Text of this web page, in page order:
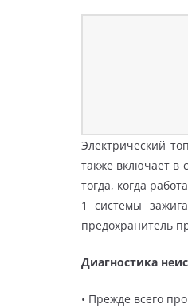
Электрический
также включает в
тогда, когда
1 системы
предохранитель
Диагностика
• Прежде всего